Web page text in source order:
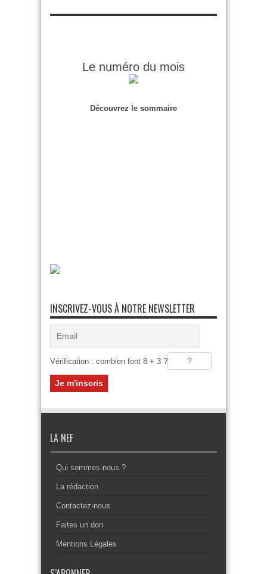
Le numéro du mois
Découvrez le sommaire
INSCRIVEZ-VOUS À NOTRE NEWSLETTER
Vérification : combien font 8 + 3 ?
LA NEF
Qui sommes-nous ?
La rédaction
Contactez-nous
Faites un don
Mentions Légales